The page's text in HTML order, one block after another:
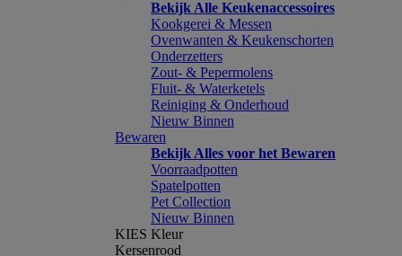
Bekijk Alle Keukenaccessoires
Kookgerei & Messen
Ovenwanten & Keukenschorten
Onderzetters
Zout- & Pepermolens
Fluit- & Waterketels
Reiniging & Onderhoud
Nieuw Binnen
Bewaren
Bekijk Alles voor het Bewaren
Voorraadpotten
Spatelpotten
Pet Collection
Nieuw Binnen
KIES Kleur
Kersenrood